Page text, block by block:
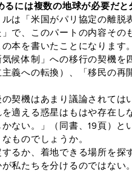
るには複数の地球が必要だと
は「米国がパリ協定の離脱
で、このパートの内容そ
本を書いたことになります。
候体制」への移行の契機を
義への転換）、「移民の再
契機はあまり議論されては
適える惑星はもはや存在し
ない。」（同書、19頁）
ものでしょうか。
るか、着地できる場所を探
私たちを分けるのではない